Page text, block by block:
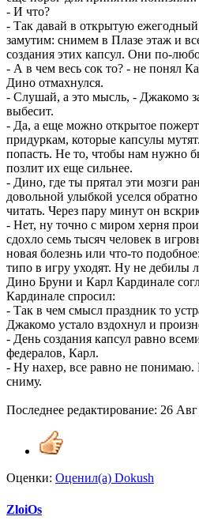
- И что?
- Так давай в открытую
замутим: снимем в Плазе этаж и
создания этих капсул. Они по-
- А в чем весь сок то? - не понял
Дино отмахнулся.
- Слушай, а это мысль, - Джакомо
выбесит.
- Да, а еще можно открытое
придуркам, которые капсулы
попасть. Не то, чтобы нам нужно
позлит их еще сильнее.
- Дино, где ты прятал эти мозги
довольной улыбкой уселся
читать. Через пару минут он
- Нет, ну точно с миром херня
сдохло семь тысяч человек в
новая болезнь или что-то
типо в игру уходят. Ну не дебилы
Дино Бруни и Карл Кардинале
Кардинале спросил:
- Так в чем смысл праздник то
Джакомо устало вздохнул и
- День создания капсул равно
федералов, Карл.
- Ну нахер, все равно не
сниму.
Последнее редактирование: 26 Авг
Оценки: Оценил(а) Dokush
ZloiOs